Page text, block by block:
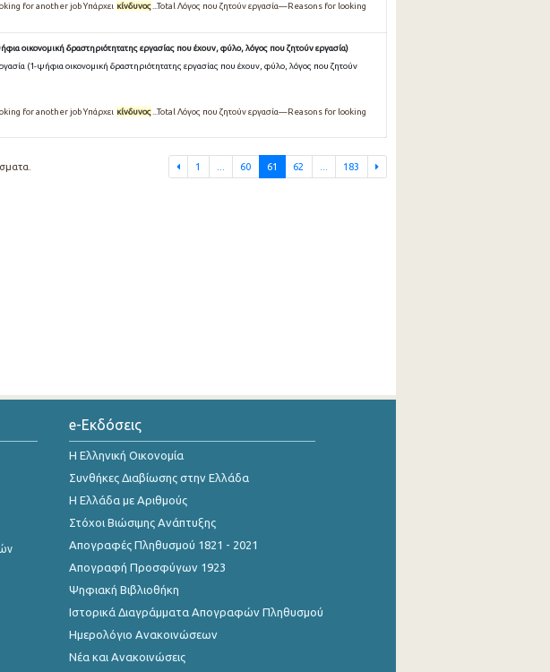
for another job Υπάρχει κίνδυνος...Total Λόγος που ζητούν εργασία—Reasons for looking
οικονομική δραστηριότητατης εργασίας που έχουν, φύλο, λόγος που ζητούν εργασία)
(1-ψήφια οικονομική δραστηριότητατης εργασίας που έχουν, φύλο, λόγος που ζητούν
for another job Υπάρχει κίνδυνος ...Total Λόγος που ζητούν εργασία—Reasons for looking
1 60 61 62 183
e-Εκδόσεις
Η Ελληνική Οικονομία
Συνθήκες Διαβίωσης στην Ελλάδα
Η Ελλάδα με Αριθμούς
Στόχοι Βιώσιμης Ανάπτυξης
Απογραφές Πληθυσμού 1821 - 2021
Απογραφή Προσφύγων 1923
Ψηφιακή Βιβλιοθήκη
Ιστορικά Διαγράμματα Απογραφών Πληθυσμού
Ημερολόγιο Ανακοινώσεων
Νέα και Ανακοινώσεις